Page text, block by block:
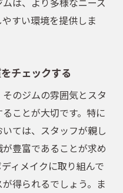
すい環境を提供しま
チェックする
のジムの雰囲気とスタ
ことが大切です。特に
ては、スタッフが親し
豊富であることが求め
ィメイクに取り組んで
得られるでしょう。ま